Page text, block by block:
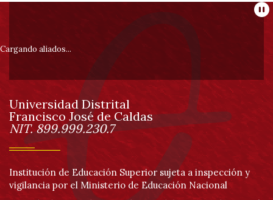
Información
pie
de
página
Cargando aliados...
Información
Universidad Distrital
Francisco José de Caldas
NIT. 899.999.230.7
Institución de Educación Superior sujeta a inspección y
vigilancia por el Ministerio de Educación Nacional